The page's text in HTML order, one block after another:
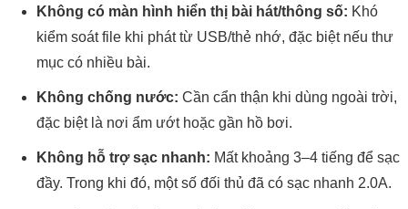
Không có màn hình hiển thị bài hát/thông số: Khó
kiểm soát file khi phát từ USB/thẻ nhớ, đặc biệt nếu thư
mục có nhiều bài.
Không chống nước: Cần cẩn thận khi dùng ngoài trời,
đặc biệt là nơi ẩm ướt hoặc gần hồ bơi.
Không hỗ trợ sạc nhanh: Mất khoảng 3–4 tiếng để sạc
đầy. Trong khi đó, một số đối thủ đã có sạc nhanh 2.0A.